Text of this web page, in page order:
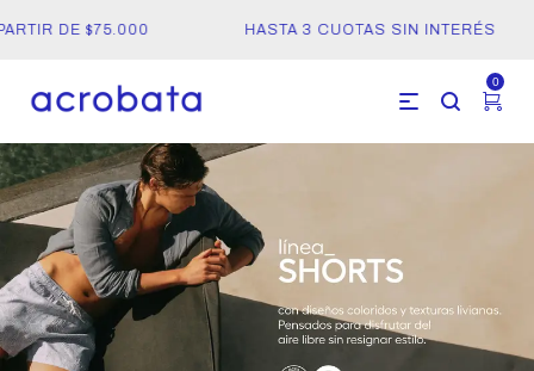
DE $75.000 HASTA 3 CUOTAS SIN INTERÉS
0